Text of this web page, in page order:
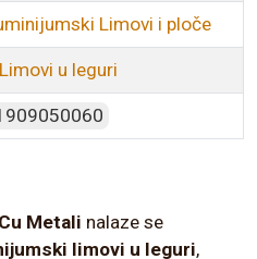
Limovi i ploče
u leguri
Metali nalaze se
limovi u leguri,